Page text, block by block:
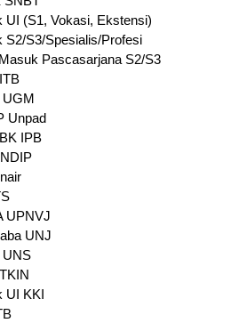
UI (S1, Vokasi, Ekstensi)
S2/S3/Spesialis/Profesi
Pascasarjana S2/S3
UGM
Unpad
IPB
UPNVJ
UNJ
UNS
UI KKI